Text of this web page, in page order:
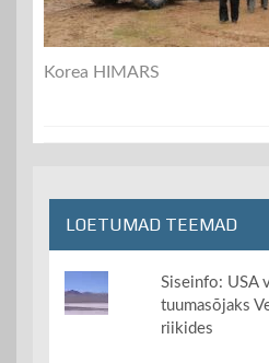
Korea HIMARS
LOETUMAD TEEMAD
Siseinfo: USA
tuumasõjaks
riikides